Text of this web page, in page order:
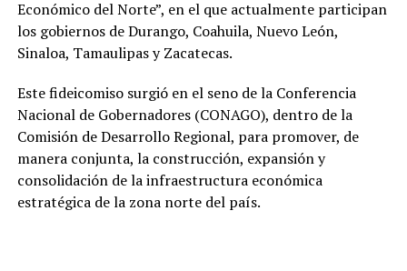
Económico del Norte”, en el que actualmente participan
los gobiernos de Durango, Coahuila, Nuevo León,
Sinaloa, Tamaulipas y Zacatecas.
Este fideicomiso surgió en el seno de la Conferencia
Nacional de Gobernadores (CONAGO), dentro de la
Comisión de Desarrollo Regional, para promover, de
manera conjunta, la construcción, expansión y
consolidación de la infraestructura económica
estratégica de la zona norte del país.